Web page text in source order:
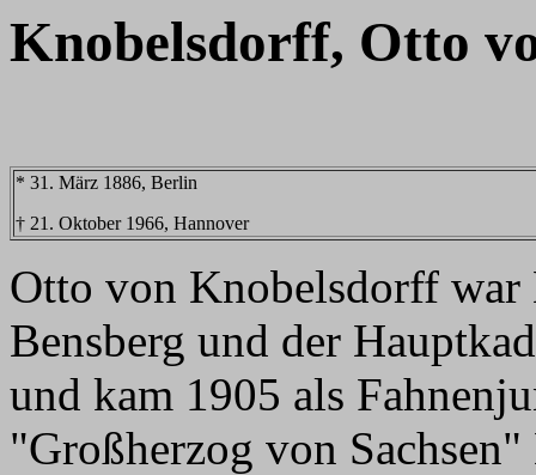
Knobelsdorff, Otto
* 31. März 1886, Berlin
† 21. Oktober 1966, Hannover
Otto von Knobelsdorff war
Bensberg und der
und kam 1905 als
"Großherzog von